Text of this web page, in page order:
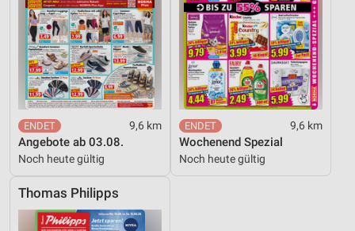
9,6 km
Angebote ab 03.08.
Noch heute gültig
9,6 km
Wochenend Spezial
Noch heute gültig
Thomas Philipps